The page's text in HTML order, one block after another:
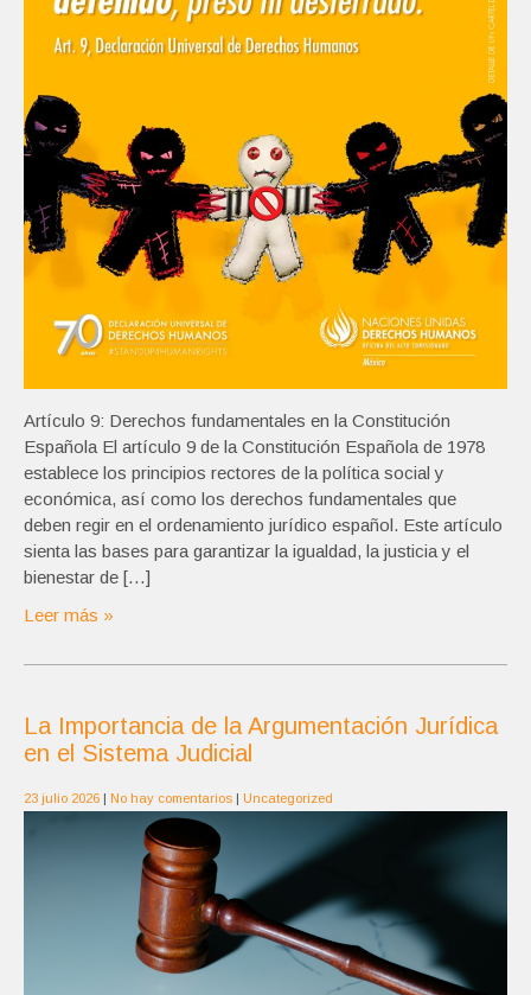
Artículo 9: Derechos fundamentales en la Constitución
Española El artículo 9 de la Constitución Española de 1978
establece los principios rectores de la política social y
económica, así como los derechos fundamentales que
deben regir en el ordenamiento jurídico español. Este artículo
sienta las bases para garantizar la igualdad, la justicia y el
bienestar de […]
Leer más »
La Importancia de la Argumentación Jurídica
en el Sistema Judicial
23 julio 2026 | No hay comentarios | Uncategorized